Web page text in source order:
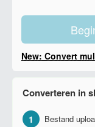
New: Convert
Converteren in
1 Bestand